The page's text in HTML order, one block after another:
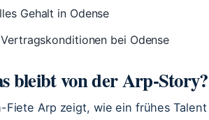
Gehalt in Odense
bei Odense
bleibt von der Arp-Story?
Fiete Arp zeigt, wie ein frühes